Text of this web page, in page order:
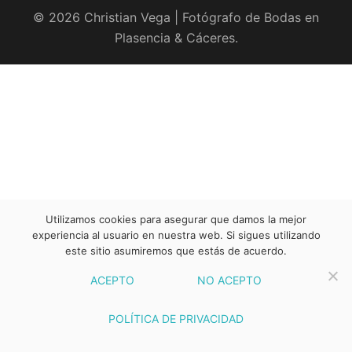
© 2026 Christian Vega | Fotógrafo de Bodas en
Plasencia & Cáceres.
Utilizamos cookies para asegurar que damos la mejor
experiencia al usuario en nuestra web. Si sigues utilizando
este sitio asumiremos que estás de acuerdo.
ACEPTO NO ACEPTO
POLÍTICA DE PRIVACIDAD